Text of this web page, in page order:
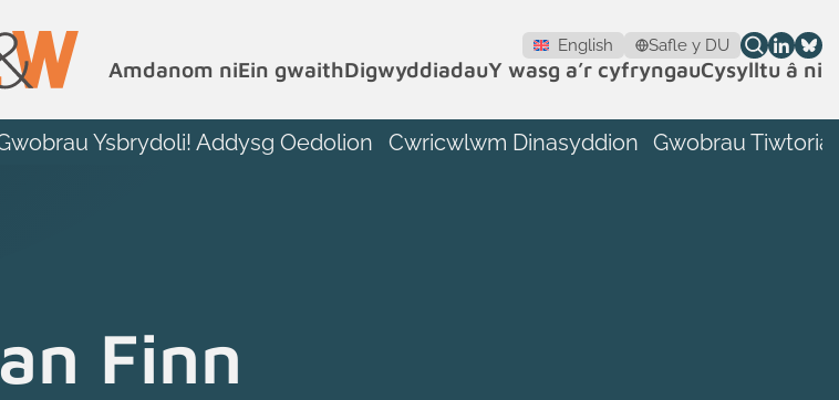
English Safle y DU
Amdanom niEin gwaithDigwyddiadauY wasg a’r cyfryngauCysylltu â ni
Ysbrydoli! Addysg Oedolion Cwricwlwm Dinasyddion Gwobrau
Finn